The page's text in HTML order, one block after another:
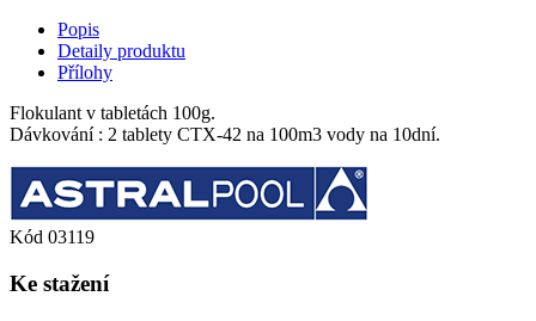
Popis
Detaily produktu
Přílohy
Flokulant v tabletách 100g.
Dávkování : 2 tablety CTX-42 na 100m3 vody na 10dní.
Kód 03119
Ke stažení